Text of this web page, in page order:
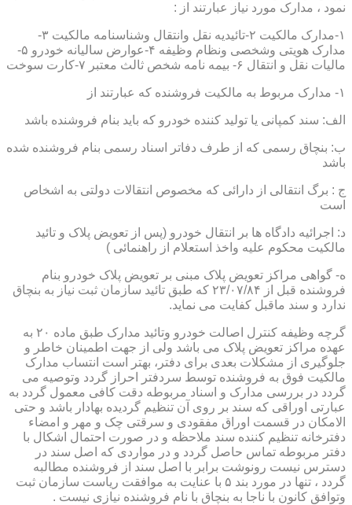
نمود ، مدارک مورد نیاز عبارتند از :
۱-مدارک مالکیت ۲-تائیدیه نقل وانتقال وشناسنامه مالکیت ۳-
مدارک هویتی وشخصی ونظام وظیفه ۴-عوارض سالیانه خودرو ۵-
مالیات نقل و انتقال ۶- بیمه نامه شخص ثالث معتبر ۷-کارت سوخت
۱- مدارک مربوط به مالکیت فروشنده که عبارتند از
الف: سند کمپانی یا تولید کننده خودرو که باید بنام فروشنده باشد
ب: بنچاق رسمی که از طرف دفاتر اسناد رسمی بنام فروشنده شده
باشد
ج : برگ انتقالی از دارائی که مخصوص انتقالات دولتی به اشخاص
است
د: اجرائیه دادگاه ها بر انتقال خودرو (پس از تعویض پلاک و تائید
مالکیت محکوم علیه واخذ استعلام از راهنمائی )
ه- گواهی مراکز تعویض پلاک مبنی بر تعویض پلاک خودرو بنام
فروشنده قبل از ۲۳/۰۷/۸۴ که طبق تائید سازمان ثبت نیاز به بنچاق
ندارد و سند ماقبل کفایت می نماید.
گرچه وظیفه کنترل اصالت خودرو وتائید مدارک طبق ماده ۲۰ به
عهده مراکز تعویض پلاک می باشد ولی از جهت اطمینان خاطر و
جلوگیری از مشکلات بعدی برای دفتر، بهتر است انتساب مدارک
مالکیت فوق به فروشنده توسط سردفتر احراز گردد وتوصیه می
گردد در بررسی مدارک و اسناد مربوطه دقت کافی معمول گردد به
عبارتی اوراقی که سند بر روی آن تنظیم گردیده بهادار باشد و حتی
الامکان در قسمت اوراق مفقودی و سرقتی چک و مهر و امضاء
دفترخانه تنظیم کننده سند ملاحظه و در صورت احتمال اشکال با
دفتر مربوطه تماس حاصل گردد و در مواردی که اصل سند در
دسترس نیست رونوشت برابر با اصل سند از فروشنده مطالبه
گردد ، تنها در مورد بند ۵ با عنایت به موافقت ریاست سازمان ثبت
وتوافق کانون با ناجا به بنچاق با نام فروشنده نیازی نیست .